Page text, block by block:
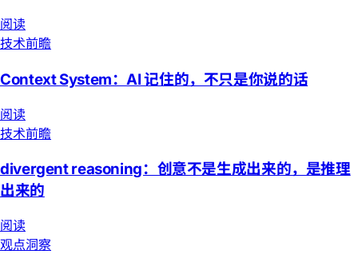
阅读
技术前瞻
Context System：AI 记住的，不只是你说的话
阅读
技术前瞻
divergent reasoning：创意不是生成出来的，是推理
出来的
阅读
观点洞察